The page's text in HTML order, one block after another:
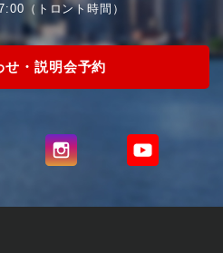
（トロント時間）
せ・説明会予約